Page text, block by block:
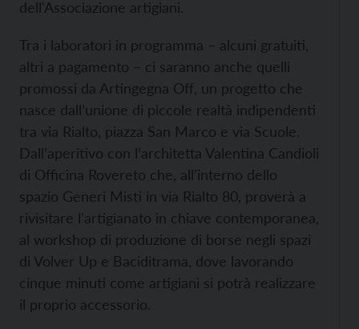
dell'Associazione artigiani.
Tra i laboratori in programma – alcuni gratuiti,
altri a pagamento – ci saranno anche quelli
promossi da Artingegna Off, un progetto che
nasce dall’unione di piccole realtà indipendenti
tra via Rialto, piazza San Marco e via Scuole.
Dall’aperitivo con l’architetta Valentina Candioli
di Officina Rovereto che, all’interno dello
spazio Generi Misti in via Rialto 80, proverà a
rivisitare l’artigianato in chiave contemporanea,
al workshop di produzione di borse negli spazi
di Volver Up e Baciditrama, dove lavorando
cinque minuti come artigiani si potrà realizzare
il proprio accessorio.